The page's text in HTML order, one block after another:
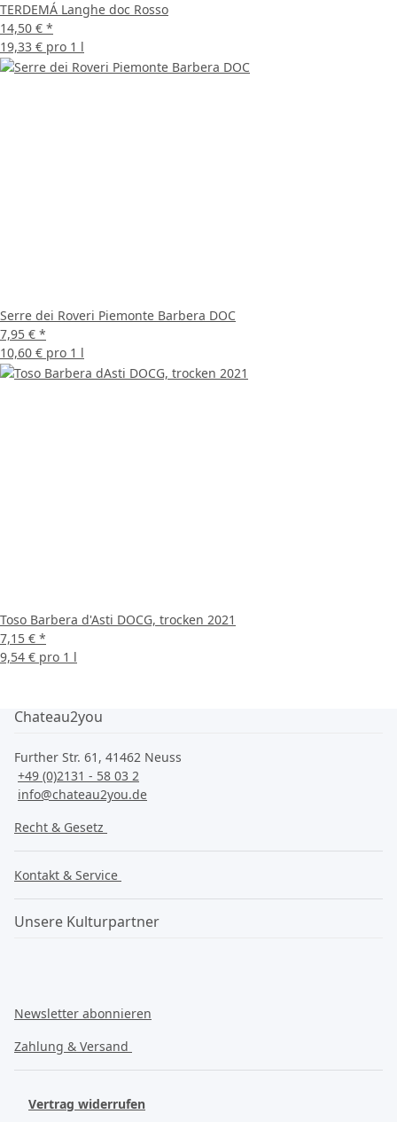
TERDEMÁ Langhe doc Rosso
14,50 € *
19,33 € pro 1 l
Serre dei Roveri Piemonte Barbera DOC
7,95 € *
10,60 € pro 1 l
Toso Barbera d'Asti DOCG, trocken 2021
7,15 € *
9,54 € pro 1 l
Chateau2you
Further Str. 61, 41462 Neuss
+49 (0)2131 - 58 03 2
info@chateau2you.de
Recht & Gesetz
Kontakt & Service
Unsere Kulturpartner
Newsletter abonnieren
Zahlung & Versand
Vertrag widerrufen